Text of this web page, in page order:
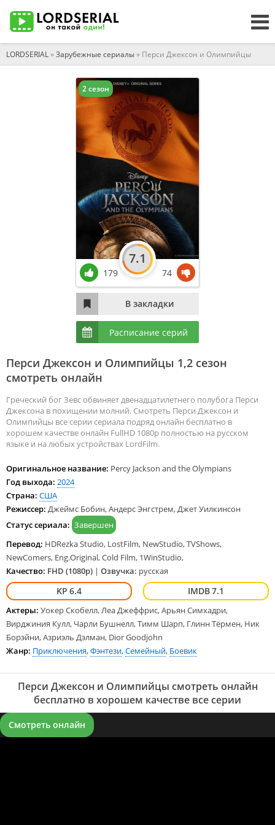
LORDSERIAL»Зарубежные сериалы» Перси Джексон и Олимпийцы
Перси Джексон и Олимпийцы 1,2 сезон
смотреть онлайн
Греческий бог Зевс обвиняет двенадцатилетнего полубога Перси
Джексона в похищении молний. Смотреть Перси Джексон и
Олимпийцы все серии сериала подряд онлайн бесплатно в
хорошем качестве онлайн FullHD 1080p полностью на русском
языке и на любых устройствах LordFilm.
Оригинальное название: Percy Jackson and the Olympians
Год выхода: 2024
Страна: США
Режиссер: Джеймс Бобин, Андерс Энгстрем, Джет Уилкинсон
Статус сериала: Завершен
Перевод: HDRezka Studio, LostFilm, NewStudio, TVShows,
NewComers, Eng.Original, Cold Film, 1WinStudio,
Качество: FHD (1080p) | Озвучка: русская
6.4 7.1
Актеры: Уокер Скобелл, Леа Джеффрис, Арьян Симхадри,
Вирджиния Кулл, Чарли Бушнелл, Тимм Шарп, Глинн Тёрмен, Ник
Борэйни, Азриэль Дэлман, Dior Goodjohn
Жанр: Приключения,Фэнтези,Семейный, Боевик
2 сезон
179
7.1
74
Расписание серий
Перси Джексон и Олимпийцы смотреть онлайн
бесплатно в хорошем качестве все серии
Смотреть онлайн